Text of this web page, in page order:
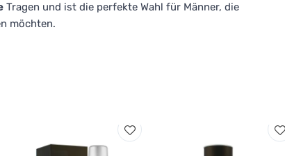
Tragen und ist die perfekte Wahl für Männer, die
möchten.